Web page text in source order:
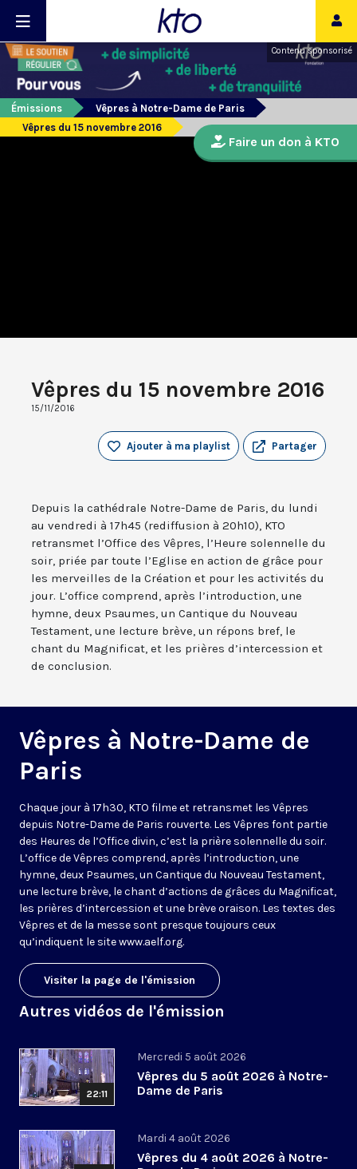
Contenu sponsorisé
Émissions
Vêpres à Notre-Dame de Paris
Vêpres du 15 novembre 2016
Vêpres du 15 novembre 2016
15/11/2016
Partager
Ajouter à ma playlist
Depuis la cathédrale Notre-Dame de Paris, du lundi
au vendredi à 17h45 (rediffusion à 20h10), KTO
retransmet l’Office des Vêpres, l’Heure solennelle du
soir, priée par toute l’Eglise en action de grâce pour
les merveilles de la Création et pour les activités du
jour. L’office comprend, après l’introduction, une
hymne, deux Psaumes, un Cantique du Nouveau
Testament, une lecture brève, un répons bref, le
chant du Magnificat, et les prières d’intercession et
de conclusion.
Vêpres à Notre-Dame de
Paris
Chaque jour à 17h30, KTO filme et retransmet les Vêpres
depuis Notre-Dame de Paris rouverte. Les Vêpres font partie
des Heures de l’Office divin, c’est la prière solennelle du soir.
L’office de Vêpres comprend, après l’introduction, une
hymne, deux Psaumes, un Cantique du Nouveau Testament,
une lecture brève, le chant d’actions de grâces du Magnificat,
les prières d’intercession et une brève oraison. Les textes des
Vêpres et de la messe sont presque toujours ceux
qu’indiquent le sitewww.aelf.org.
Visiter la page de l'émission
Autres vidéos de l'émission
22:11
Mercredi 5 août 2026
Vêpres du 5 août 2026 à Notre-
Dame de Paris
Mardi 4 août 2026
Vêpres du 4 août 2026 à Notre-
Faire un don à KTO